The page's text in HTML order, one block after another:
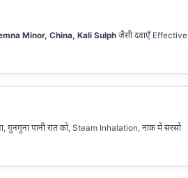
Minor, China, Kali Sulph जैसी दवाएँ Effective
पानी रात को, Steam Inhalation, नाक में सरसों